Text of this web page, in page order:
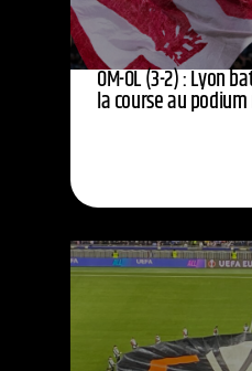
OM-OL (3-2) : Lyon
la course au